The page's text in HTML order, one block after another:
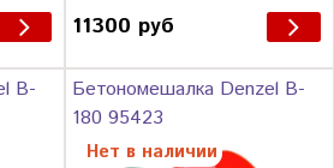
11300 руб
B-
Бетономешалка Denzel B-
180 95423
Нет в наличии